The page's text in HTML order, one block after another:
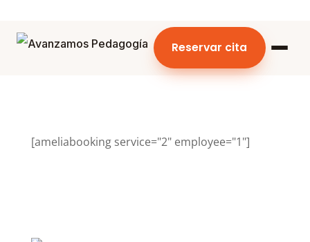
Reservar cita
[ameliabooking service="2" employee="1"]